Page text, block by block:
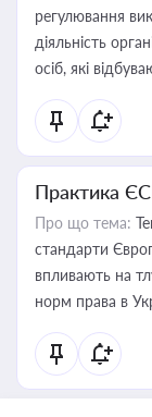
регулювання
діяльність
осіб, які
Практика
Про що тема:
стандарти
впливають на
норм права в